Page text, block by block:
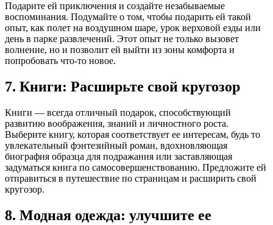
Подарите ей приключения и создайте незабываемые
воспоминания. Подумайте о том, чтобы подарить ей такой
опыт, как полет на воздушном шаре, урок верховой езды или
день в парке развлечений. Этот опыт не только вызовет
волнение, но и позволит ей выйти из зоны комфорта и
попробовать что-то новое.
7. Книги: Расширьте свой кругозор
Книги — всегда отличный подарок, способствующий
развитию воображения, знаний и личностного роста.
Выберите книгу, которая соответствует ее интересам, будь то
увлекательный фэнтезийный роман, вдохновляющая
биография образца для подражания или заставляющая
задуматься книга по самосовершенствованию. Предложите ей
отправиться в путешествие по страницам и расширить свой
кругозор.
8. Модная одежда: улучшите ее